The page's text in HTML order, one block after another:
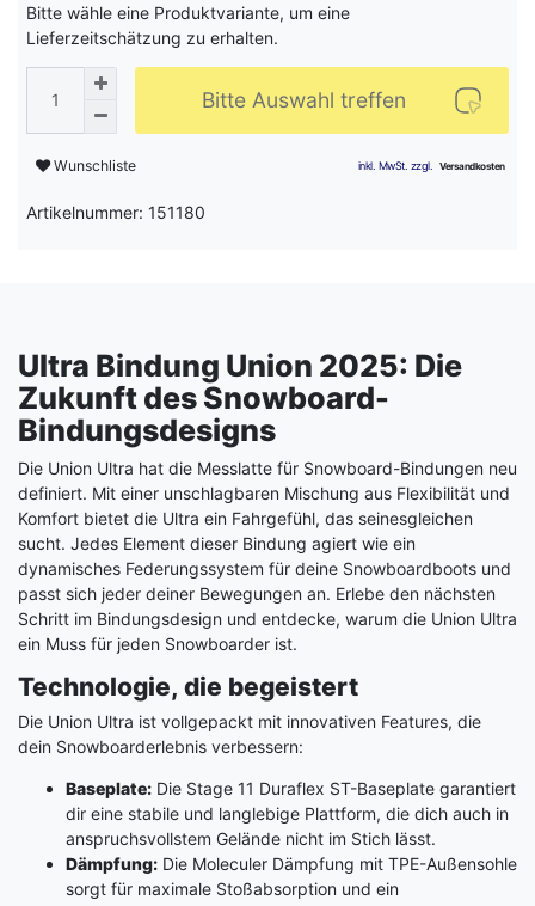
Bitte wähle eine Produktvariante, um eine
Lieferzeitschätzung zu erhalten.
Bitte Auswahl treffen
Wunschliste
Artikelnummer: 151180
Ultra Bindung Union 2025: Die
Zukunft des Snowboard-
Bindungsdesigns
Die Union Ultra hat die Messlatte für Snowboard-Bindungen neu
definiert. Mit einer unschlagbaren Mischung aus Flexibilität und
Komfort bietet die Ultra ein Fahrgefühl, das seinesgleichen
sucht. Jedes Element dieser Bindung agiert wie ein
dynamisches Federungssystem für deine Snowboardboots und
passt sich jeder deiner Bewegungen an. Erlebe den nächsten
Schritt im Bindungsdesign und entdecke, warum die Union Ultra
ein Muss für jeden Snowboarder ist.
Technologie, die begeistert
Die Union Ultra ist vollgepackt mit innovativen Features, die
dein Snowboarderlebnis verbessern:
Baseplate: Die Stage 11 Duraflex ST-Baseplate garantiert
dir eine stabile und langlebige Plattform, die dich auch in
anspruchsvollstem Gelände nicht im Stich lässt.
Dämpfung: Die Moleculer Dämpfung mit TPE-Außensohle
sorgt für maximale Stoßabsorption und ein